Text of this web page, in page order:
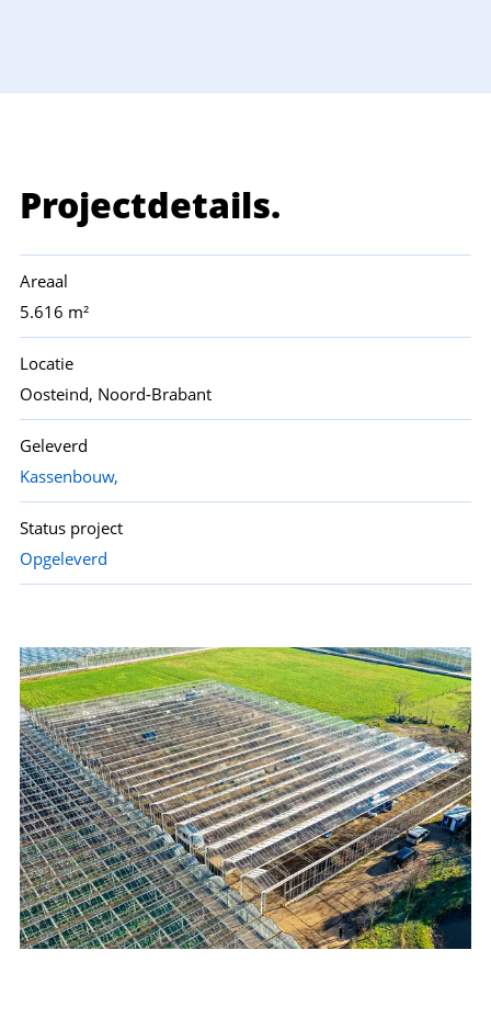
Projectdetails.
Areaal
5.616 m²
Locatie
Oosteind, Noord-Brabant
Geleverd
Kassenbouw,
Status project
Opgeleverd